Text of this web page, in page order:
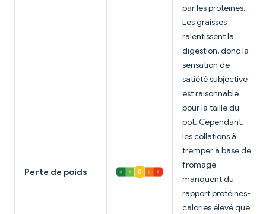
Perte de poids
par les protéines.
Les graisses
ralentissent la
digestion, donc la
sensation de
satiété subjective
est raisonnable
pour la taille du
pot. Cependant,
les collations à
tremper à base de
fromage
manquent du
rapport protéines-
calories élevé que